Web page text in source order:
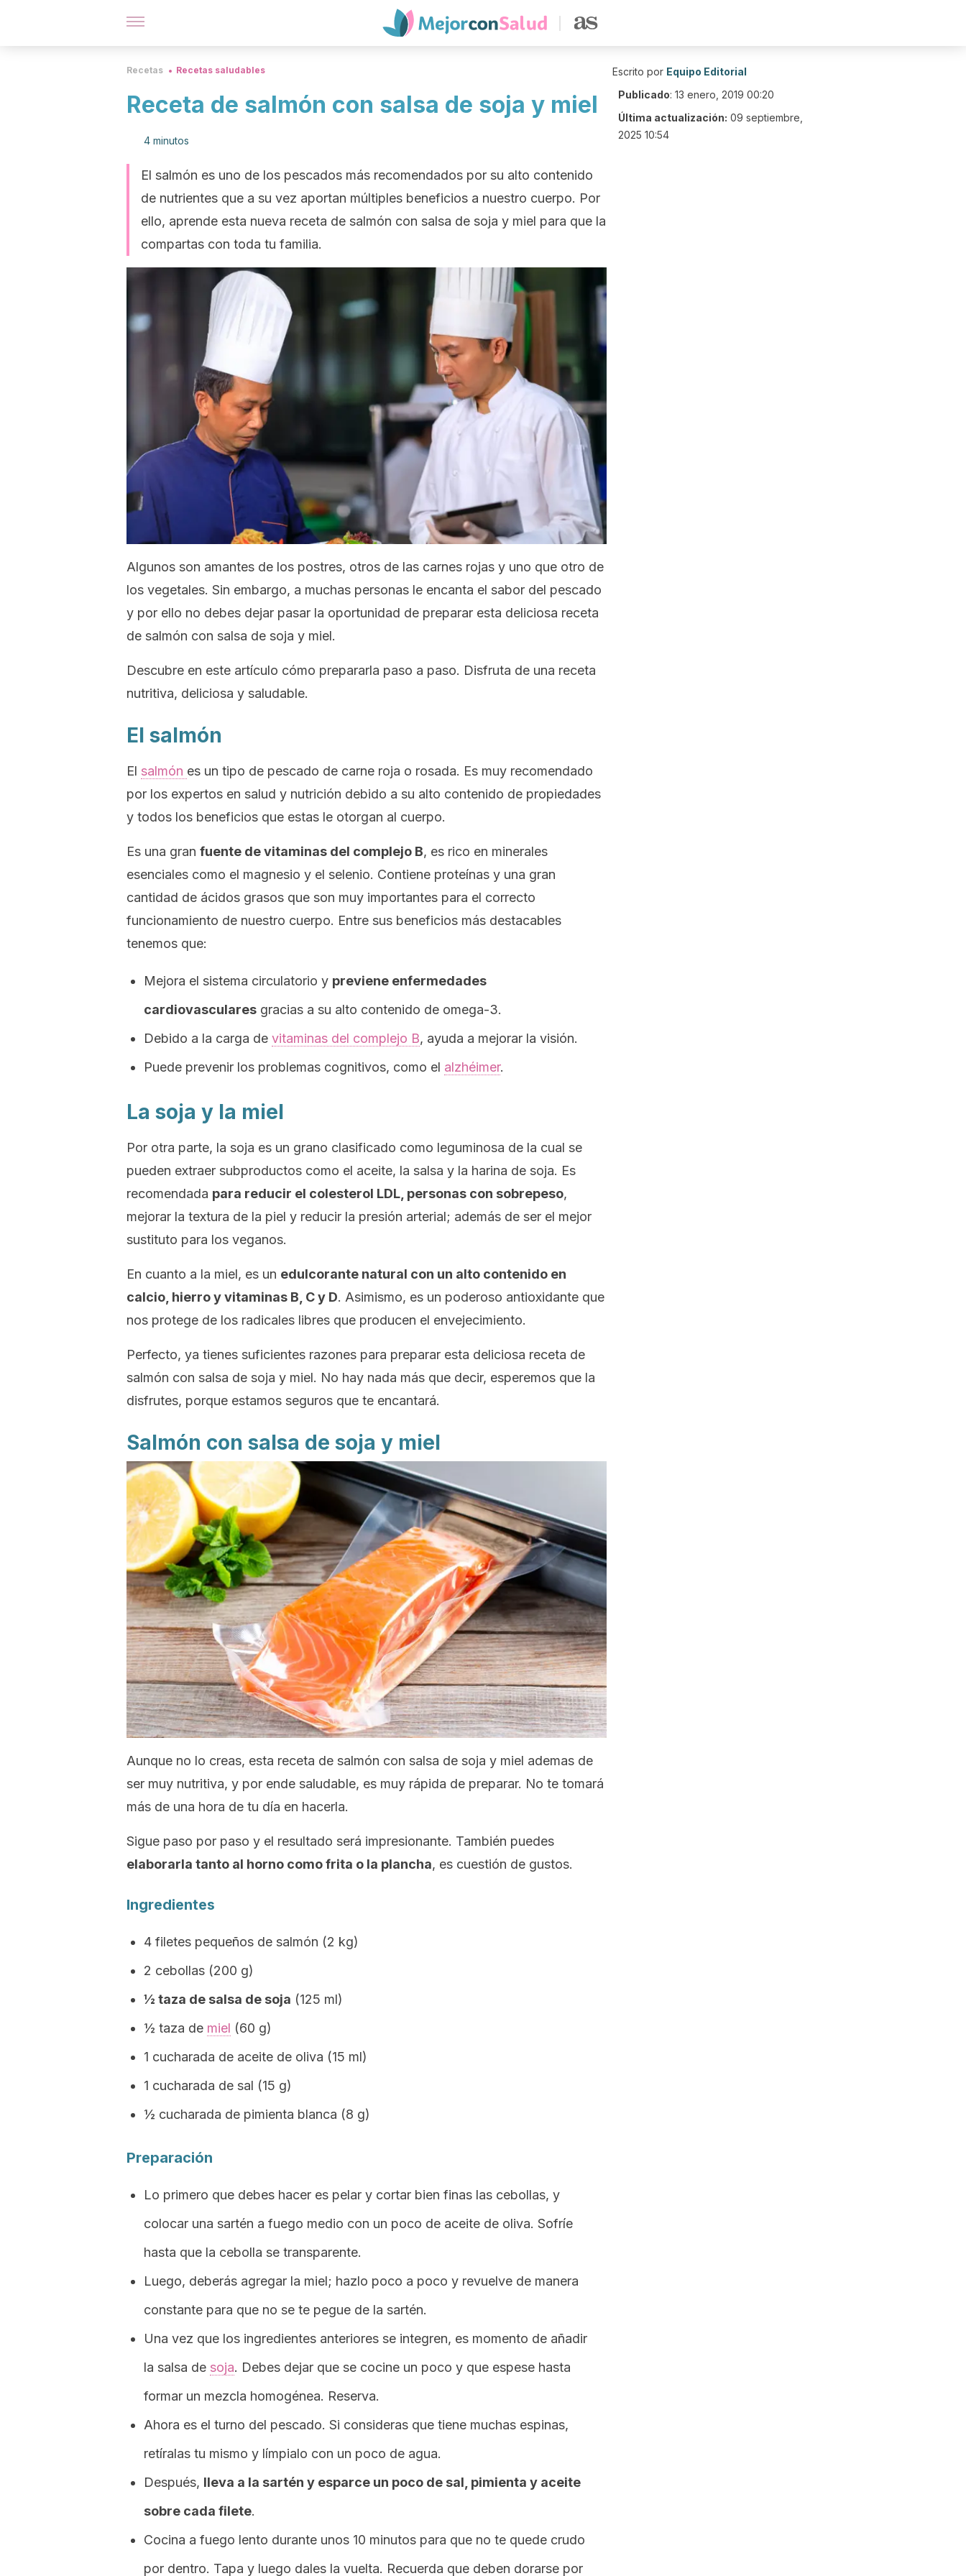
Recetas Recetas saludables
Receta de salmón con salsa de soja y miel
4 minutos
El salmón es uno de los pescados más recomendados por su alto contenido
de nutrientes que a su vez aportan múltiples beneficios a nuestro cuerpo. Por
ello, aprende esta nueva receta de salmón con salsa de soja y miel para que la
compartas con toda tu familia.
Algunos son amantes de los postres, otros de las carnes rojas y uno que otro de
los vegetales. Sin embargo, a muchas personas le encanta el sabor del pescado
y por ello no debes dejar pasar la oportunidad de preparar esta deliciosa receta
de salmón con salsa de soja y miel.
Descubre en este artículo cómo prepararla paso a paso. Disfruta de una receta
nutritiva, deliciosa y saludable.
El salmón
El salmón es un tipo de pescado de carne roja o rosada. Es muy recomendado
por los expertos en salud y nutrición debido a su alto contenido de propiedades
y todos los beneficios que estas le otorgan al cuerpo.
Es una gran fuente de vitaminas del complejo B, es rico en minerales
esenciales como el magnesio y el selenio. Contiene proteínas y una gran
cantidad de ácidos grasos que son muy importantes para el correcto
funcionamiento de nuestro cuerpo. Entre sus beneficios más destacables
tenemos que:
Mejora el sistema circulatorio y previene enfermedades
cardiovasculares gracias a su alto contenido de omega-3.
Debido a la carga de vitaminas del complejo B, ayuda a mejorar la visión.
Puede prevenir los problemas cognitivos, como el alzhéimer.
La soja y la miel
Por otra parte, la soja es un grano clasificado como leguminosa de la cual se
pueden extraer subproductos como el aceite, la salsa y la harina de soja. Es
recomendada para reducir el colesterol LDL, personas con sobrepeso,
mejorar la textura de la piel y reducir la presión arterial; además de ser el mejor
sustituto para los veganos.
En cuanto a la miel, es un edulcorante natural con un alto contenido en
calcio, hierro y vitaminas B, C y D. Asimismo, es un poderoso antioxidante que
nos protege de los radicales libres que producen el envejecimiento.
Perfecto, ya tienes suficientes razones para preparar esta deliciosa receta de
salmón con salsa de soja y miel. No hay nada más que decir, esperemos que la
disfrutes, porque estamos seguros que te encantará.
Salmón con salsa de soja y miel
Aunque no lo creas, esta receta de salmón con salsa de soja y miel ademas de
ser muy nutritiva, y por ende saludable, es muy rápida de preparar. No te tomará
más de una hora de tu día en hacerla.
Sigue paso por paso y el resultado será impresionante. También puedes
elaborarla tanto al horno como frita o la plancha, es cuestión de gustos.
Ingredientes
4 filetes pequeños de salmón (2 kg)
2 cebollas (200 g)
½ taza de salsa de soja (125 ml)
½ taza de miel (60 g)
1 cucharada de aceite de oliva (15 ml)
1 cucharada de sal (15 g)
½ cucharada de pimienta blanca (8 g)
Preparación
Lo primero que debes hacer es pelar y cortar bien finas las cebollas, y
colocar una sartén a fuego medio con un poco de aceite de oliva. Sofríe
hasta que la cebolla se transparente.
Luego, deberás agregar la miel; hazlo poco a poco y revuelve de manera
constante para que no se te pegue de la sartén.
Una vez que los ingredientes anteriores se integren, es momento de añadir
la salsa de soja. Debes dejar que se cocine un poco y que espese hasta
formar un mezcla homogénea. Reserva.
Ahora es el turno del pescado. Si consideras que tiene muchas espinas,
retíralas tu mismo y límpialo con un poco de agua.
Después, lleva a la sartén y esparce un poco de sal, pimienta y aceite
sobre cada filete.
Cocina a fuego lento durante unos 10 minutos para que no te quede crudo
por dentro. Tapa y luego dales la vuelta. Recuerda que deben dorarse por
Escrito por Equipo Editorial
Publicado: 13 enero, 2019 00:20
Última actualización: 09 septiembre,
2025 10:54